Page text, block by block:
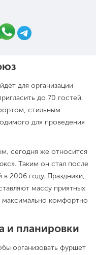
для организации
до 70 гостей.
стильным
для проведения
сегодня же относится
Таким он стал после
2006 году. Праздники,
массу приятных
максимально комфортно
и планировки
организовать фуршет